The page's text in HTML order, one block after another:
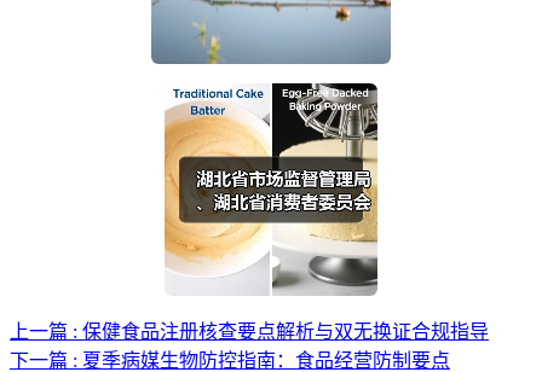
上一篇 : 保健食品注册核查要点解析与双无换证合规指导
下一篇 : 夏季病媒生物防控指南：食品经营防制要点